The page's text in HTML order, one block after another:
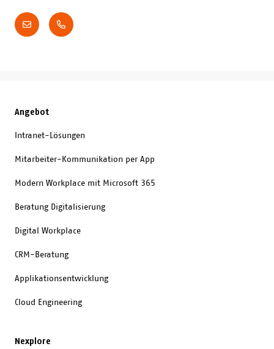
Angebot
Intranet-Lösungen
Mitarbeiter-Kommunikation per App
Modern Workplace mit Microsoft 365
Beratung Digitalisierung
Digital Workplace
CRM-Beratung
Applikationsentwicklung
Cloud Engineering
Nexplore